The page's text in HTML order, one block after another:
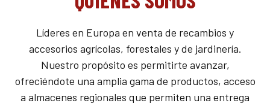
Líderes en Europa en venta de recambios y
accesorios agrícolas, forestales y de jardinería.
Nuestro propósito es permitirte avanzar,
ofreciéndote una amplia gama de productos, acceso
a almacenes regionales que permiten una entrega